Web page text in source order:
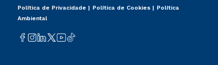
Política de Privacidade
Política de Cookies
Política
Ambiental